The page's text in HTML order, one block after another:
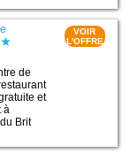
de
et
à
Brit
VOIR
L'OFFRE